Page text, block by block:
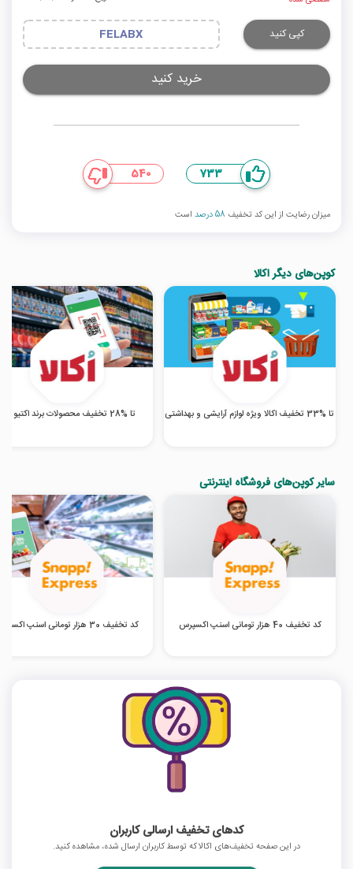
کپی کنید FELABX
خرید کنید
733
540
میزان رضایت از این کد تخفیف 58 درصد است
کوپن‌های دیگر اکالا
تا %33 تخفیف اکالا ویژه لوازم آرایشی و بهداشتی تا %28 تخفیف محصولات برند اکتیو اکالا
سایر کوپن‌های فروشگاه اینترنتی
کد تخفیف 40 هزار تومانی اسنپ اکسپرس کد تخفیف 30 هزار تومانی اسنپ اکسپرس
کدهای تخفیف ارسالی کاربران
در این صفحه تخفیف‌های اکالا که توسط کاربران ارسال شده، مشاهده کنید.